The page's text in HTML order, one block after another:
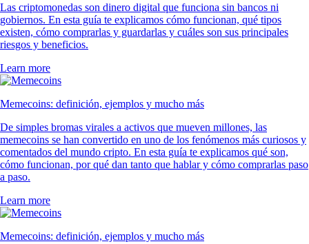
Las criptomonedas son dinero digital que funciona sin bancos ni
gobiernos. En esta guía te explicamos cómo funcionan, qué tipos
existen, cómo comprarlas y guardarlas y cuáles son sus principales
riesgos y beneficios.
Learn more
Memecoins: definición, ejemplos y mucho más
De simples bromas virales a activos que mueven millones, las
memecoins se han convertido en uno de los fenómenos más curiosos y
comentados del mundo cripto. En esta guía te explicamos qué son,
cómo funcionan, por qué dan tanto que hablar y cómo comprarlas paso
a paso.
Learn more
Memecoins: definición, ejemplos y mucho más